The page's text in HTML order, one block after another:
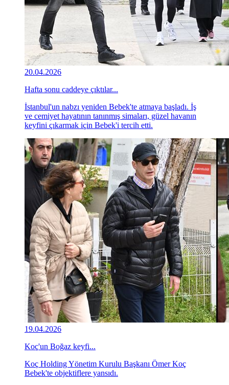
20.04.2026
Hafta sonu caddeye çıktılar...
İstanbul'un nabzı yeniden Bebek'te atmaya başladı. İş
ve cemiyet hayatının tanınmış simaları, güzel havanın
keyfini çıkarmak için Bebek'i tercih etti.
19.04.2026
Koç'un Boğaz keyfi...
Koç Holding Yönetim Kurulu Başkanı Ömer Koç
Bebek'te objektiflere yansıdı.